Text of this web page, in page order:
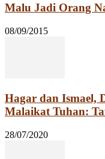
Malu Jadi Orang
08/09/2015
Hagar dan Ismael,
Malaikat Tuhan:
28/07/2020